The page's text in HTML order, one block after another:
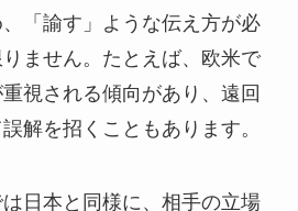
「諭す」ような伝え方が必
ません。たとえば、欧米で
視される傾向があり、遠回
解を招くこともあります。
日本と同様に、相手の立場